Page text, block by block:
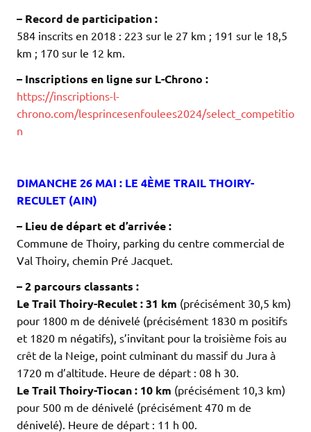
– Record de participation :
584 inscrits en 2018 : 223 sur le 27 km ; 191 sur le 18,5
km ; 170 sur le 12 km.
– Inscriptions en ligne sur L-Chrono :
https://inscriptions-l-
chrono.com/lesprincesenfoulees2024/select_competitio
n
DIMANCHE 26 MAI : LE 4ÈME TRAIL THOIRY-
RECULET (AIN)
– Lieu de départ et d’arrivée :
Commune de Thoiry, parking du centre commercial de
Val Thoiry, chemin Pré Jacquet.
– 2 parcours classants :
Le Trail Thoiry-Reculet :31 km (précisément 30,5 km)
pour 1800 m de dénivelé (précisément 1830 m positifs
et 1820 m négatifs), s’invitant pour la troisième fois au
crêt de la Neige, point culminant du massif du Jura à
1720 m d’altitude. Heure de départ : 08 h 30.
Le Trail Thoiry-Tiocan : 10 km (précisément 10,3 km)
pour 500 m de dénivelé (précisément 470 m de
dénivelé). Heure de départ : 11 h 00.